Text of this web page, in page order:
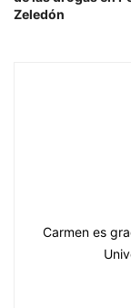
Zeledón
Carmen es